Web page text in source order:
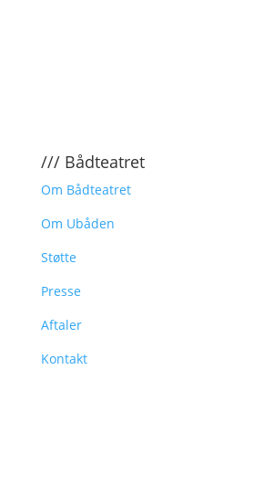
/// Bådteatret
Om Bådteatret
Om Ubåden
Støtte
Presse
Aftaler
Kontakt